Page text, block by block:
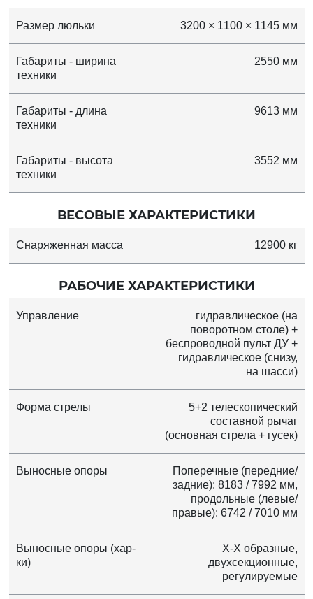
Размер люльки 3200 × 1100 × 1145 мм
Габариты - ширина
техники
2550 мм
Габариты - длина
техники
9613 мм
Габариты - высота
техники
3552 мм
ВЕСОВЫЕ ХАРАКТЕРИСТИКИ
Снаряженная масса 12900 кг
РАБОЧИЕ ХАРАКТЕРИСТИКИ
Управление
гидравлическое (на
поворотном столе) +
беспроводной пульт ДУ +
гидравлическое (снизу,
на шасси)
Форма стрелы
5+2 телескопический
составной рычаг
(основная стрела + гусек)
Выносные опоры
Поперечные (передние/
задние): 8183 / 7992 мм,
продольные (левые/
правые): 6742 / 7010 мм
Выносные опоры (хар-
ки)
X-X образные,
двухсекционные,
регулируемые